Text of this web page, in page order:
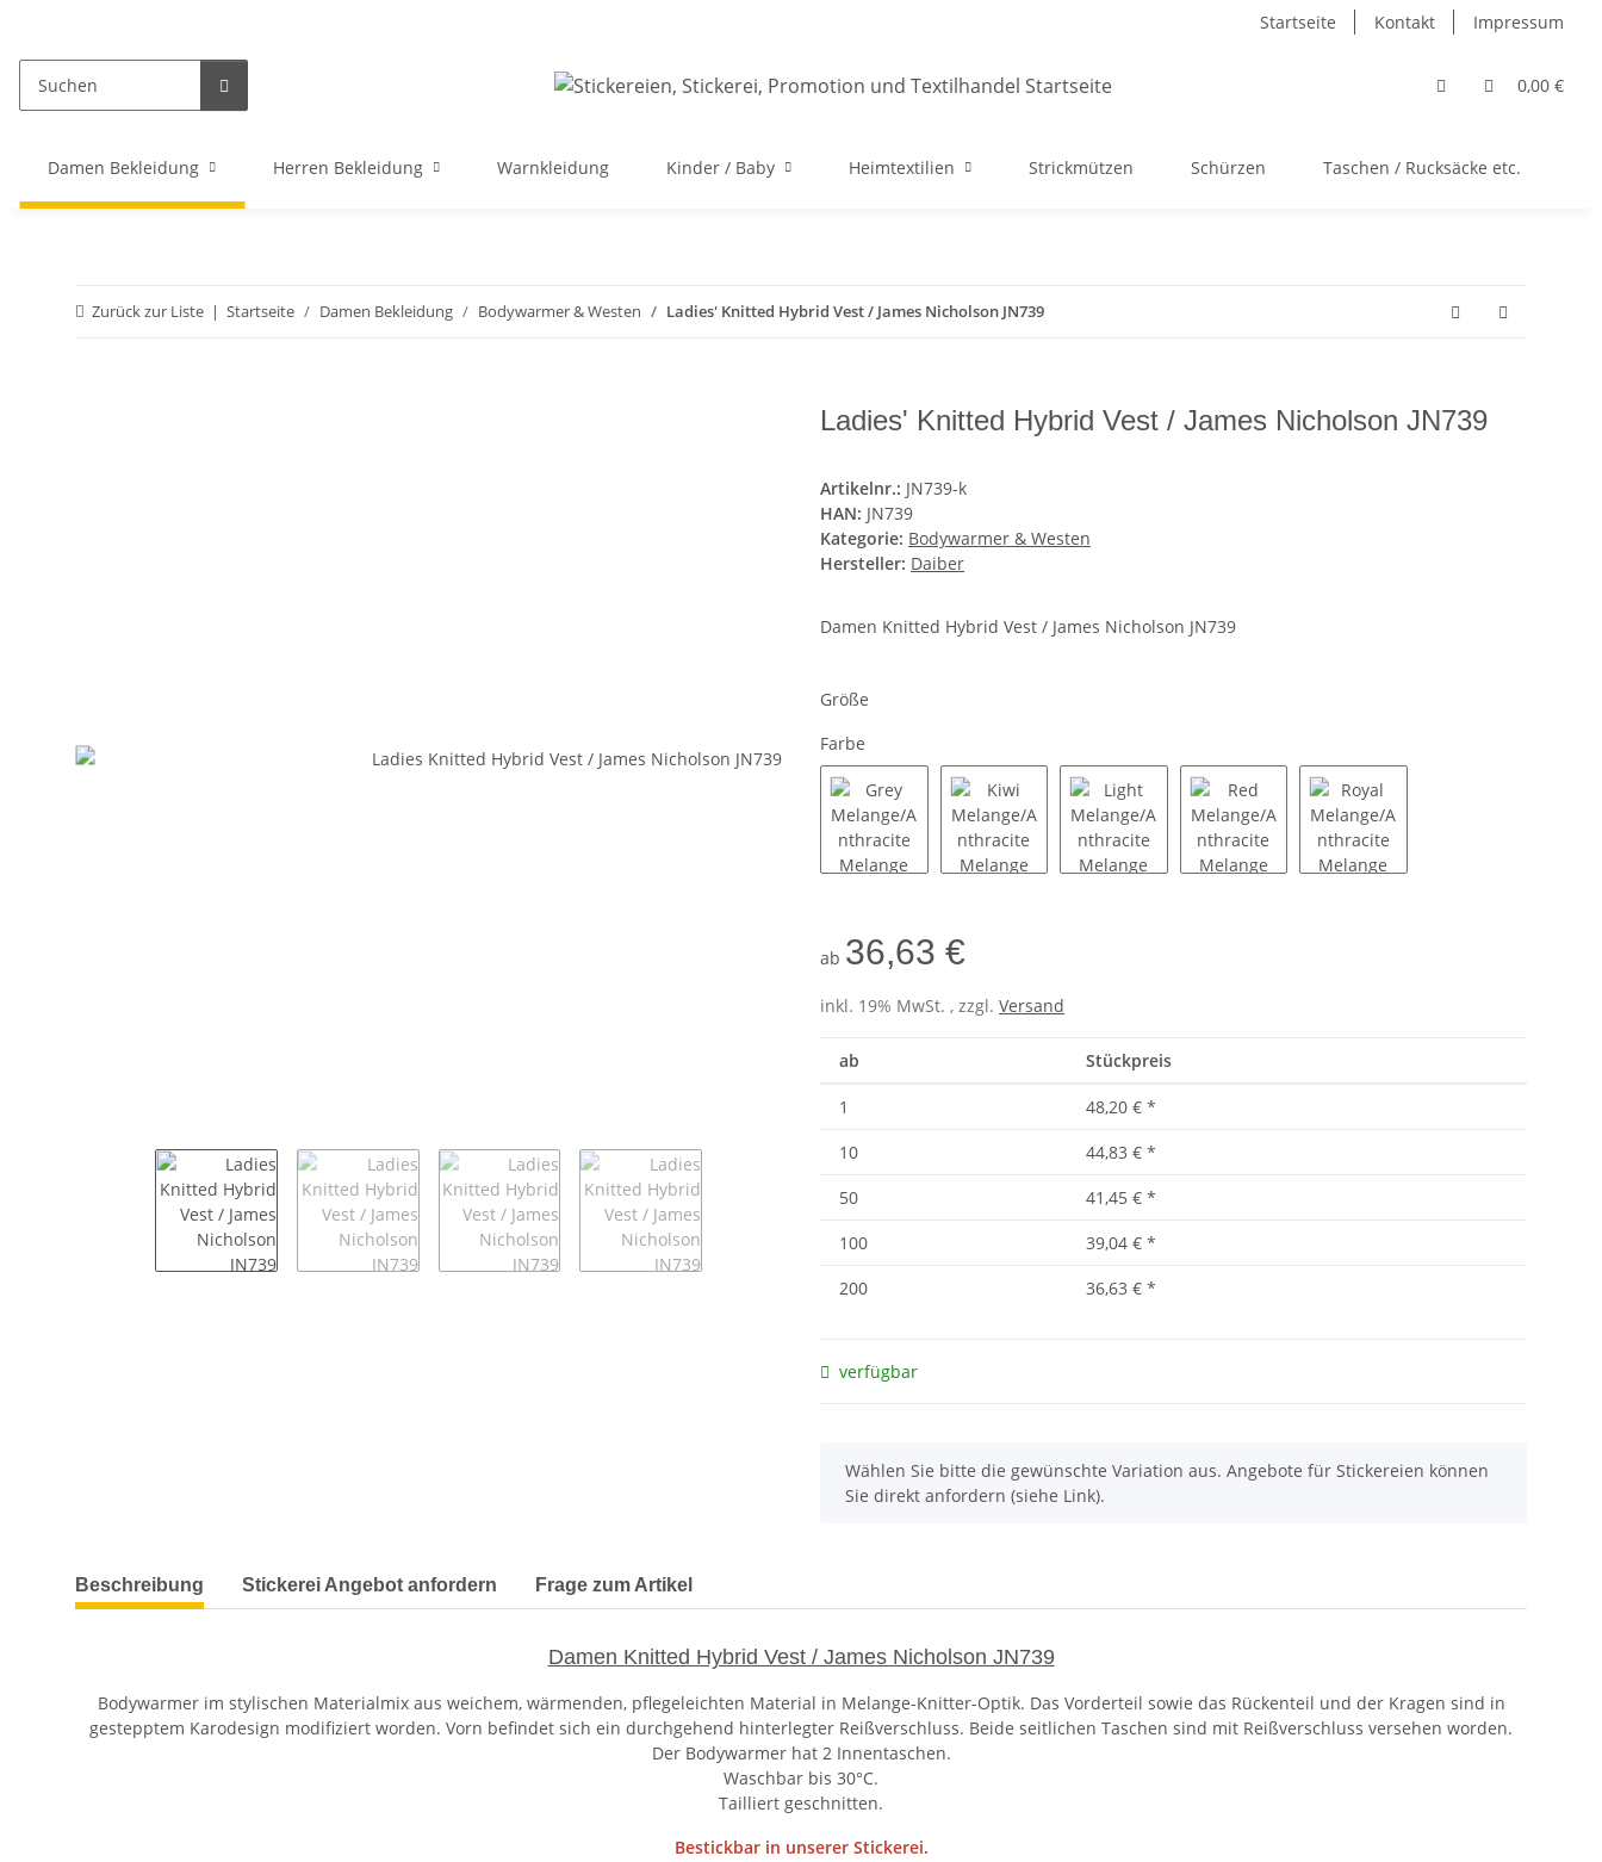
Startseite Kontakt Impressum
0,00 €
Damen Bekleidung Herren Bekleidung Warnkleidung Kinder / Baby Heimtextilien Strickmützen Schürzen Taschen / Rucksäcke etc.
Zurück zur Liste Startseite Damen Bekleidung Bodywarmer & Westen Ladies' Knitted Hybrid Vest / James Nicholson JN739
Ladies' Knitted Hybrid Vest / James Nicholson JN739
Artikelnr.: JN739-k
HAN: JN739
Kategorie: Bodywarmer & Westen
Hersteller: Daiber
Damen Knitted Hybrid Vest / James Nicholson JN739
Größe
Farbe
ab 36,63 €
inkl. 19% MwSt. , zzgl. Versand
ab Stückpreis
1 48,20 € *
10
44,83 € *
50
41,45 € *
100
39,04 € *
200
36,63 € *
verfügbar
x
Wählen Sie bitte die gewünschte Variation aus. Angebote für Stickereien können
Sie direkt anfordern (siehe Link).
weitere Registerkarten anzeigen
Beschreibung Stickerei Angebot anfordern Frage zum Artikel
Damen Knitted Hybrid Vest / James Nicholson JN739
Bodywarmer im stylischen Materialmix aus weichem, wärmenden, pflegeleichten Material in Melange-Knitter-Optik. Das Vorderteil sowie das Rückenteil und der Kragen sind in
gestepptem Karodesign modifiziert worden. Vorn befindet sich ein durchgehend hinterlegter Reißverschluss. Beide seitlichen Taschen sind mit Reißverschluss versehen worden.
Der Bodywarmer hat 2 Innentaschen.
Waschbar bis 30°C.
Tailliert geschnitten.
Bestickbar in unserer Stickerei.